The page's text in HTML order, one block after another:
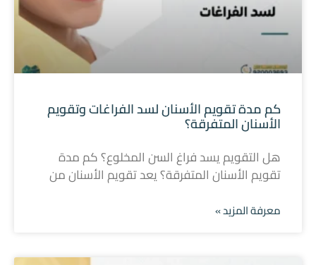
كم مدة تقويم الأسنان لسد الفراغات وتقويم
الأسنان المتفرقة؟
هل التقويم يسد فراغ السن المخلوع؟ كم مدة
تقويم الأسنان المتفرقة؟ يعد تقويم الأسنان من
معرفة المزيد »